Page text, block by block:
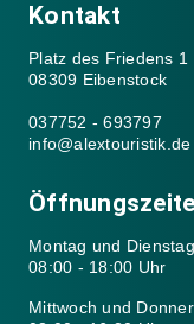
Kontakt
Platz des Friedens 1
08309 Eibenstock
037752 - 693797
info@alextouristik.de
Montag und Dienstag
08:00 - 18:00 Uhr
Mittwoch und